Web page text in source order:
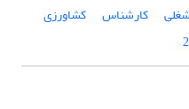
کارشناس
کشاورزی